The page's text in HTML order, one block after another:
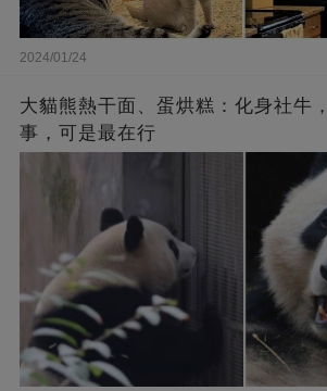
2024/01/24
大貓熊熱干面、蛋烘糕：化身社牛
事，可是最在行